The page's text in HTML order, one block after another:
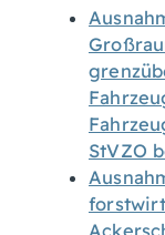
StVZO